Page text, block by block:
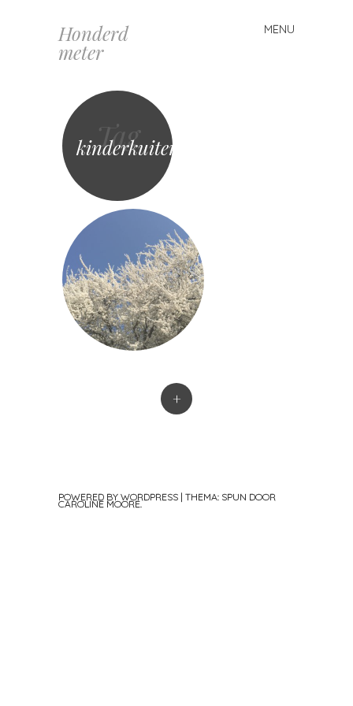
Honderd
meter
MENU
Spring
naar
Tag
kinderkuiten
+
POWERED BY WORDPRESS | THEMA: SPUN DOOR
CAROLINE MOORE